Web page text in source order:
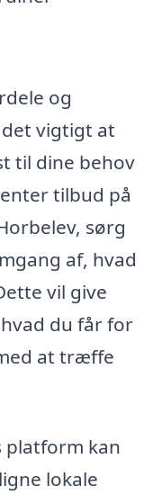
og
vigtigt at
til dine behov
tilbud på
sørg
af, hvad
vil give
du får for
at træffe
platform kan
lokale